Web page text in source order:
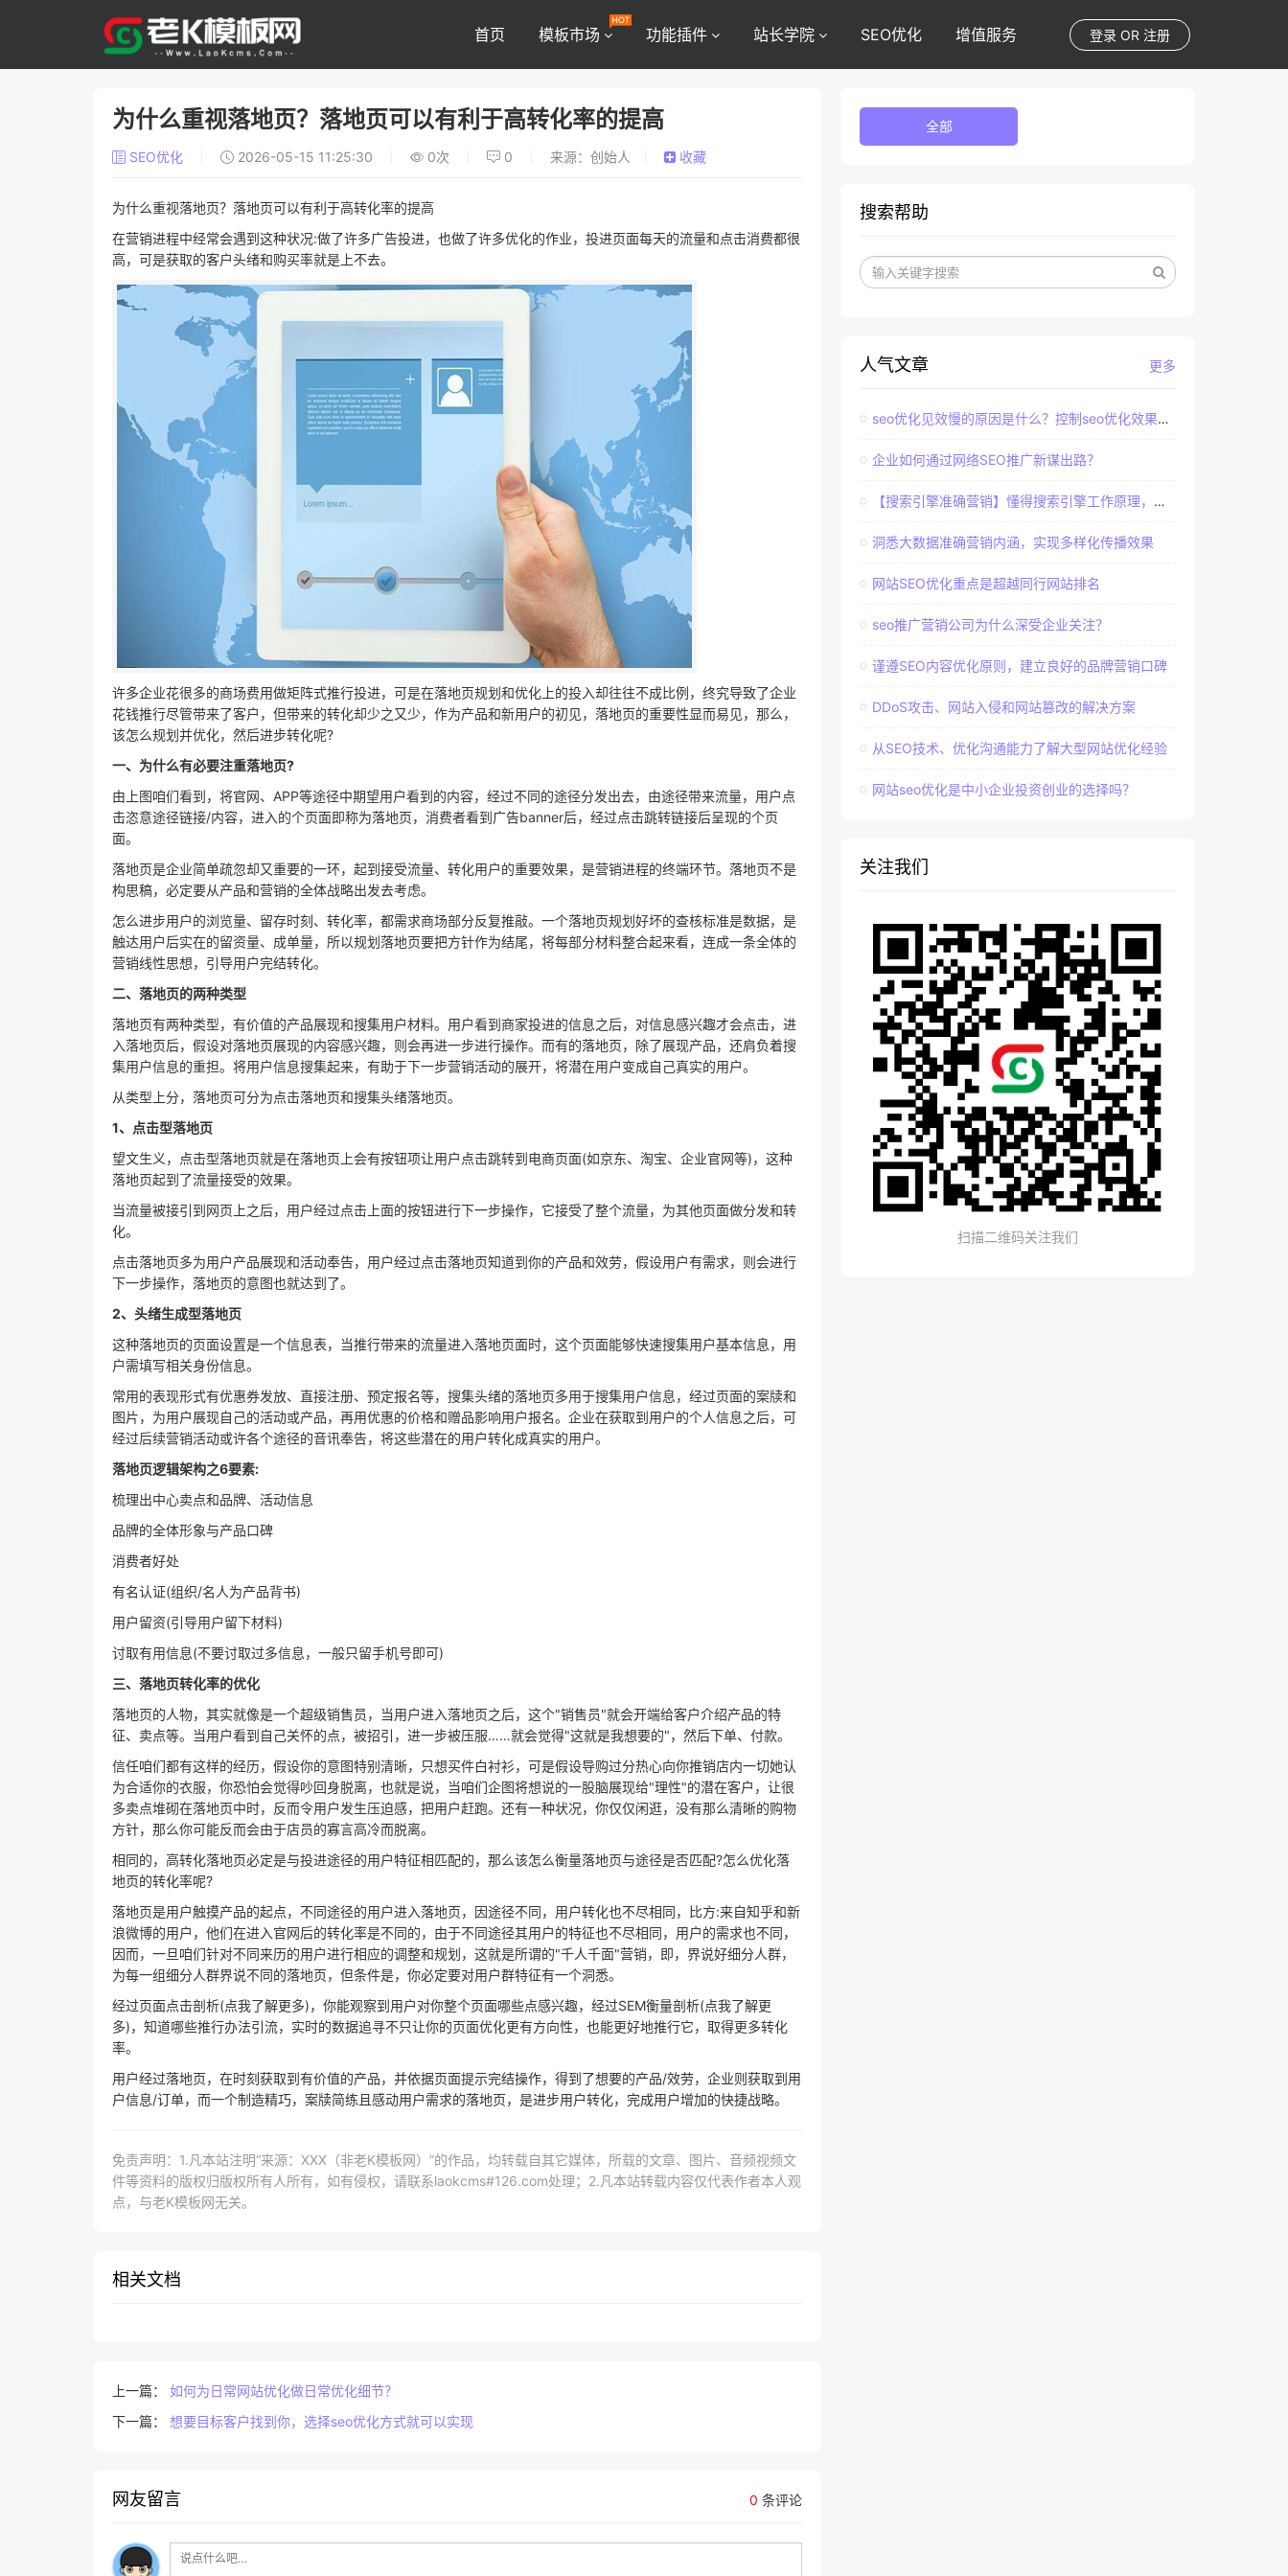
登录 OR 注册
首页 模板市场 功能插件 站长学院 SEO优化 增值服务
为什么重视落地页？落地页可以有利于高转化率的提高
SEO优化 2026-05-15 11:25:30 0次 0 来源：创始人 收藏
为什么重视落地页？落地页可以有利于高转化率的提高
在营销进程中经常会遇到这种状况:做了许多广告投进，也做了许多优化的作业，投进页面每天的流量和点击消费都很
高，可是获取的客户头绪和购买率就是上不去。
许多企业花很多的商场费用做矩阵式推行投进，可是在落地页规划和优化上的投入却往往不成比例，终究导致了企业
花钱推行尽管带来了客户，但带来的转化却少之又少，作为产品和新用户的初见，落地页的重要性显而易见，那么，
该怎么规划并优化，然后进步转化呢?
一、为什么有必要注重落地页?
由上图咱们看到，将官网、APP等途径中期望用户看到的内容，经过不同的途径分发出去，由途径带来流量，用户点
击恣意途径链接/内容，进入的个页面即称为落地页，消费者看到广告banner后，经过点击跳转链接后呈现的个页
面。
落地页是企业简单疏忽却又重要的一环，起到接受流量、转化用户的重要效果，是营销进程的终端环节。落地页不是
构思稿，必定要从产品和营销的全体战略出发去考虑。
怎么进步用户的浏览量、留存时刻、转化率，都需求商场部分反复推敲。一个落地页规划好坏的查核标准是数据，是
触达用户后实在的留资量、成单量，所以规划落地页要把方针作为结尾，将每部分材料整合起来看，连成一条全体的
营销线性思想，引导用户完结转化。
二、落地页的两种类型
落地页有两种类型，有价值的产品展现和搜集用户材料。用户看到商家投进的信息之后，对信息感兴趣才会点击，进
入落地页后，假设对落地页展现的内容感兴趣，则会再进一步进行操作。而有的落地页，除了展现产品，还肩负着搜
集用户信息的重担。将用户信息搜集起来，有助于下一步营销活动的展开，将潜在用户变成自己真实的用户。
从类型上分，落地页可分为点击落地页和搜集头绪落地页。
1、点击型落地页
望文生义，点击型落地页就是在落地页上会有按钮项让用户点击跳转到电商页面(如京东、淘宝、企业官网等)，这种
落地页起到了流量接受的效果。
当流量被接引到网页上之后，用户经过点击上面的按钮进行下一步操作，它接受了整个流量，为其他页面做分发和转
化。
点击落地页多为用户产品展现和活动奉告，用户经过点击落地页知道到你的产品和效劳，假设用户有需求，则会进行
下一步操作，落地页的意图也就达到了。
2、头绪生成型落地页
这种落地页的页面设置是一个信息表，当推行带来的流量进入落地页面时，这个页面能够快速搜集用户基本信息，用
户需填写相关身份信息。
常用的表现形式有优惠券发放、直接注册、预定报名等，搜集头绪的落地页多用于搜集用户信息，经过页面的案牍和
图片，为用户展现自己的活动或产品，再用优惠的价格和赠品影响用户报名。企业在获取到用户的个人信息之后，可
经过后续营销活动或许各个途径的音讯奉告，将这些潜在的用户转化成真实的用户。
落地页逻辑架构之6要素:
梳理出中心卖点和品牌、活动信息
品牌的全体形象与产品口碑
消费者好处
有名认证(组织/名人为产品背书)
用户留资(引导用户留下材料)
讨取有用信息(不要讨取过多信息，一般只留手机号即可)
三、落地页转化率的优化
落地页的人物，其实就像是一个超级销售员，当用户进入落地页之后，这个"销售员"就会开端给客户介绍产品的特
征、卖点等。当用户看到自己关怀的点，被招引，进一步被压服……就会觉得"这就是我想要的"，然后下单、付款。
信任咱们都有这样的经历，假设你的意图特别清晰，只想买件白衬衫，可是假设导购过分热心向你推销店内一切她认
为合适你的衣服，你恐怕会觉得吵回身脱离，也就是说，当咱们企图将想说的一股脑展现给"理性"的潜在客户，让很
多卖点堆砌在落地页中时，反而令用户发生压迫感，把用户赶跑。还有一种状况，你仅仅闲逛，没有那么清晰的购物
方针，那么你可能反而会由于店员的寡言高冷而脱离。
相同的，高转化落地页必定是与投进途径的用户特征相匹配的，那么该怎么衡量落地页与途径是否匹配?怎么优化落
地页的转化率呢?
落地页是用户触摸产品的起点，不同途径的用户进入落地页，因途径不同，用户转化也不尽相同，比方:来自知乎和新
浪微博的用户，他们在进入官网后的转化率是不同的，由于不同途径其用户的特征也不尽相同，用户的需求也不同，
因而，一旦咱们针对不同来历的用户进行相应的调整和规划，这就是所谓的"千人千面"营销，即，界说好细分人群，
为每一组细分人群界说不同的落地页，但条件是，你必定要对用户群特征有一个洞悉。
经过页面点击剖析(点我了解更多)，你能观察到用户对你整个页面哪些点感兴趣，经过SEM衡量剖析(点我了解更
多)，知道哪些推行办法引流，实时的数据追寻不只让你的页面优化更有方向性，也能更好地推行它，取得更多转化
率。
用户经过落地页，在时刻获取到有价值的产品，并依据页面提示完结操作，得到了想要的产品/效劳，企业则获取到用
户信息/订单，而一个制造精巧，案牍简练且感动用户需求的落地页，是进步用户转化，完成用户增加的快捷战略。
免责声明：1.凡本站注明“来源：XXX（非老K模板网）”的作品，均转载自其它媒体，所载的文章、图片、音频视频文
件等资料的版权归版权所有人所有，如有侵权，请联系laokcms#126.com处理；2.凡本站转载内容仅代表作者本人观
点，与老K模板网无关。
相关文档
上一篇： 如何为日常网站优化做日常优化细节？
下一篇： 想要目标客户找到你，选择seo优化方式就可以实现
0 条评论
网友留言
全部
搜索帮助
更多
人气文章
seo优化见效慢的原因是什么？控制seo优化效果的直接因素
企业如何通过网络SEO推广新谋出路？
【搜索引擎准确营销】懂得搜索引擎工作原理，建立准确客户群体
洞悉大数据准确营销内涵，实现多样化传播效果
网站SEO优化重点是超越同行网站排名
seo推广营销公司为什么深受企业关注？
谨遵SEO内容优化原则，建立良好的品牌营销口碑
DDoS攻击、网站入侵和网站篡改的解决方案
从SEO技术、优化沟通能力了解大型网站优化经验
网站seo优化是中小企业投资创业的选择吗？
关注我们
扫描二维码关注我们